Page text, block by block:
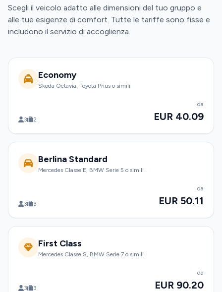
Scegli il veicolo adatto alle dimensioni del tuo gruppo e
alle tue esigenze di comfort. Tutte le tariffe sono fisse e
includono il servizio di accoglienza.
Economy
Skoda Octavia, Toyota Prius o simili
3 2
da
EUR 40.09
Berlina Standard
Mercedes Classe E, BMW Serie 5 o simili
3 3
da
EUR 50.11
First Class
Mercedes Classe S, BMW Serie 7 o simili
3 3
da
EUR 90.20